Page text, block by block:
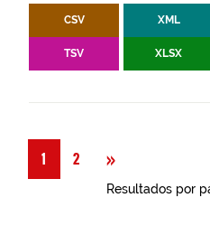
CSV XML
TSV XLSX
1 2 »
Resultados por